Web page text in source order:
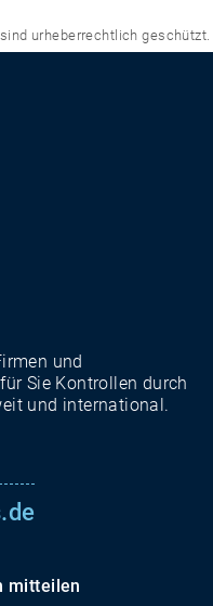
urheberrechtlich geschützt.
und
Sie Kontrollen durch
und international.
mitteilen